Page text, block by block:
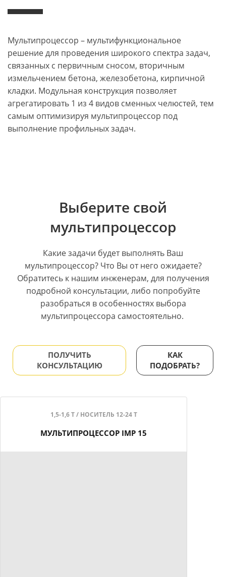
Мультипроцессор – мультифункциональное
решение для проведения широкого спектра задач,
связанных с первичным сносом, вторичным
измельчением бетона, железобетона, кирпичной
кладки. Модульная конструкция позволяет
агрегатировать 1 из 4 видов сменных челюстей, тем
самым оптимизируя мультипроцессор под
выполнение профильных задач.
Выберите свой
мультипроцессор
Какие задачи будет выполнять Ваш
мультипроцессор? Что Вы от него ожидаете?
Обратитесь к нашим инженерам, для получения
подробной консультации, либо попробуйте
разобраться в особенностях выбора
мультипроцессора самостоятельно.
ПОЛУЧИТЬ
КОНСУЛЬТАЦИЮ
КАК
ПОДОБРАТЬ?
1,5-1,6 Т / НОСИТЕЛЬ 12-24 Т
МУЛЬТИПРОЦЕССОР IMP 15